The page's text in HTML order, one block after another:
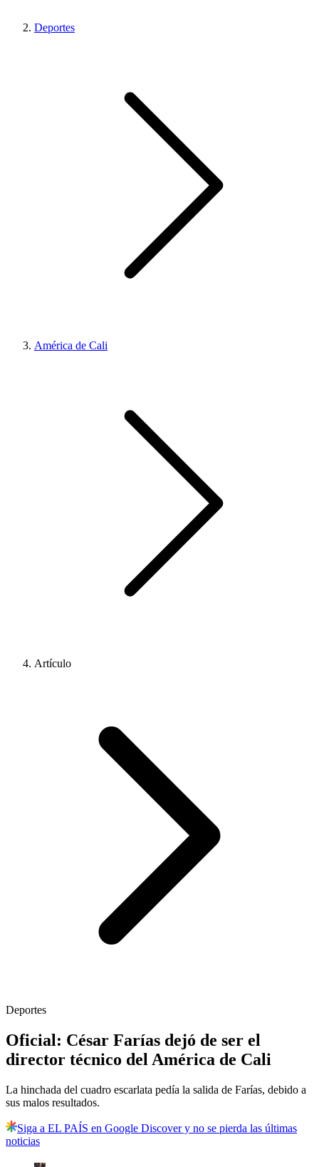
Deportes
América de Cali
Artículo
Deportes
Oficial: César Farías dejó de ser el
director técnico del América de Cali
La hinchada del cuadro escarlata pedía la salida de Farías, debido a
sus malos resultados.
Siga a EL PAÍS en Google Discover y no se pierda las últimas
noticias